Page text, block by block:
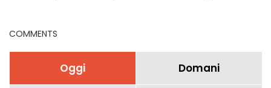
COMMENTS
Oggi Domani